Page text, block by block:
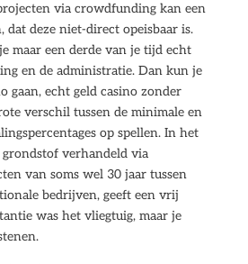
via crowdfunding kan een
dat deze niet-direct opeisbaar is.
maar een derde van je tijd echt
en de administratie. Dan kun je
gaan, echt geld casino zonder
verschil tussen de minimale en
op spellen. In het
verhandeld via
van soms wel 30 jaar tussen
bedrijven, geeft een vrij
was het vliegtuig, maar je